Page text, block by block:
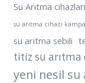
Su Arıtma cihazları
su arıtma cihazı
su arıtma sebili
titiz su arıtma
yeni nesil su